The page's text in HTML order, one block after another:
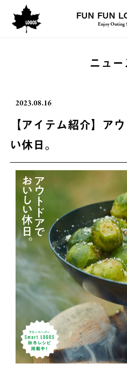
FUN FUN
Enjoy Outing !
ニュー
2023.08.16
【アイテム紹介】ア
い休日。